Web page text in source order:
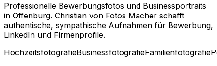
Professionelle Bewerbungsfotos und Businessportraits
in Offenburg. Christian von Fotos Macher schafft
authentische, sympathische Aufnahmen für Bewerbung,
LinkedIn und Firmenprofile.
HochzeitsfotografieBusinessfotografieFamilienfotografie